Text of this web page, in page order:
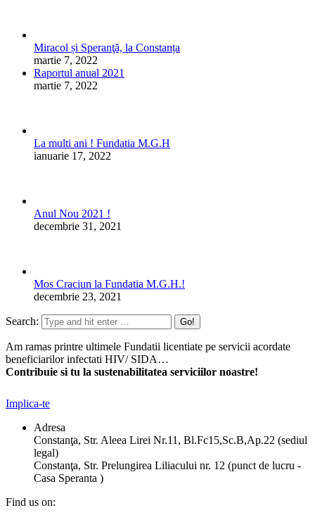
Miracol și Speranţă, la Constanța
martie 7, 2022
Raportul anual 2021
martie 7, 2022
La multi ani ! Fundatia M.G.H
ianuarie 17, 2022
Anul Nou 2021 !
decembrie 31, 2021
Mos Craciun la Fundatia M.G.H.!
decembrie 23, 2021
Search:
Am ramas printre ultimele Fundatii licentiate pe servicii acordate
beneficiarilor infectati HIV/ SIDA…
Contribuie si tu la sustenabilitatea serviciilor noastre!
Implica-te
Adresa
Constanţa, Str. Aleea Lirei Nr.11, Bl.Fc15,Sc.B,Ap.22 (sediul
legal)
Constanţa, Str. Prelungirea Liliacului nr. 12 (punct de lucru -
Casa Speranta )
Find us on: